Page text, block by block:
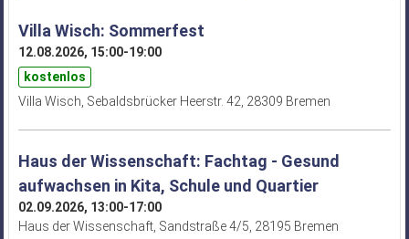
Villa Wisch: Sommerfest
12.08.2026, 15:00-19:00
kostenlos
Villa Wisch, Sebaldsbrücker Heerstr. 42, 28309 Bremen
Haus der Wissenschaft: Fachtag - Gesund
aufwachsen in Kita, Schule und Quartier
02.09.2026, 13:00-17:00
Haus der Wissenschaft, Sandstraße 4/5, 28195 Bremen